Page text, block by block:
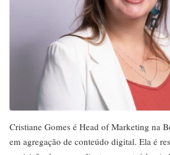
Cristiane Gomes é Head of Marketing na
em agregação de conteúdo digital. Ela é